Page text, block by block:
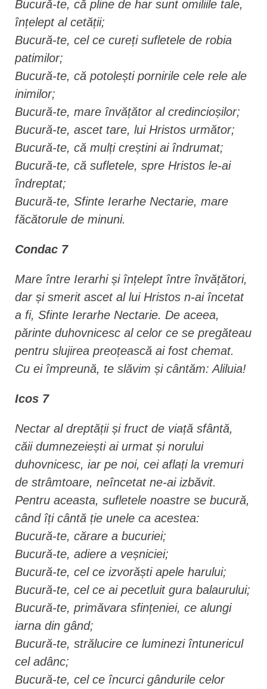
Bucură-te, că pline de har sunt omiliile tale,
înțelept al cetății;
Bucură-te, cel ce cureți sufletele de robia
patimilor;
Bucură-te, că potolești pornirile cele rele ale
inimilor;
Bucură-te, mare învățător al credincioșilor;
Bucură-te, ascet tare, lui Hristos următor;
Bucură-te, că mulți creștini ai îndrumat;
Bucură-te, că sufletele, spre Hristos le-ai
îndreptat;
Bucură-te, Sfinte Ierarhe Nectarie, mare
făcătorule de minuni.
Condac 7
Mare între Ierarhi și înțelept între învățători,
dar și smerit ascet al lui Hristos n-ai încetat
a fi, Sfinte Ierarhe Nectarie. De aceea,
părinte duhovnicesc al celor ce se pregăteau
pentru slujirea preoțească ai fost chemat.
Cu ei împreună, te slăvim și cântăm: Aliluia!
Icos 7
Nectar al dreptății și fruct de viață sfântă,
căii dumnezeiești ai urmat și norului
duhovnicesc, iar pe noi, cei aflați la vremuri
de strâmtoare, neîncetat ne-ai izbăvit.
Pentru aceasta, sufletele noastre se bucură,
când îți cântă ție unele ca acestea:
Bucură-te, cărare a bucuriei;
Bucură-te, adiere a veșniciei;
Bucură-te, cel ce izvorăști apele harului;
Bucură-te, cel ce ai pecetluit gura balaurului;
Bucură-te, primăvara sfințeniei, ce alungi
iarna din gând;
Bucură-te, strălucire ce luminezi întunericul
cel adânc;
Bucură-te, cel ce încurci gândurile celor